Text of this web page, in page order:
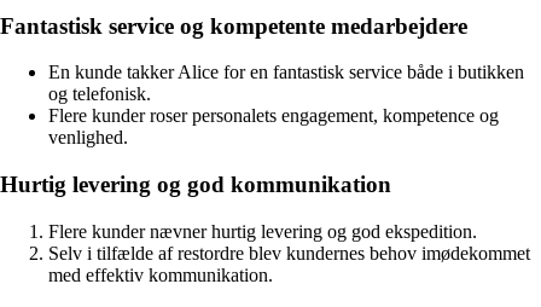
Fantastisk service og kompetente medarbejdere
En kunde takker Alice for en fantastisk service både i butikken
og telefonisk.
Flere kunder roser personalets engagement, kompetence og
venlighed.
Hurtig levering og god kommunikation
Flere kunder nævner hurtig levering og god ekspedition.
Selv i tilfælde af restordre blev kundernes behov imødekommet
med effektiv kommunikation.